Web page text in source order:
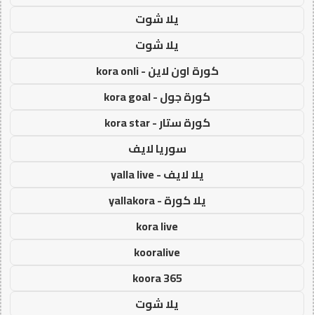
يلا شوت
يلا شوت
كورة اون لاين - kora onli
كورة جول - kora goal
كورة ستار - kora star
سوريا لايف
يلا لايف - yalla live
يلا كورة - yallakora
kora live
kooralive
koora 365
يلا شوت